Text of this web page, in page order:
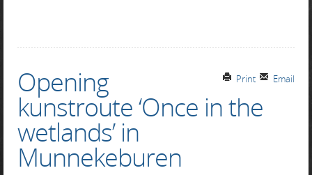
Email
Print
Opening
kunstroute ‘Once in the
wetlands’ in
Munnekeburen